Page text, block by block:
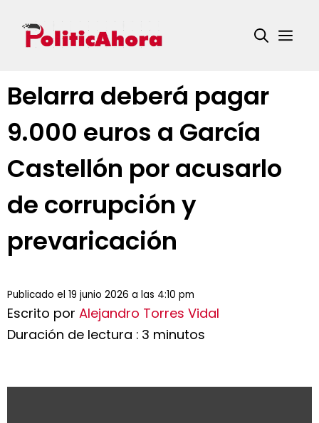
contenido
Belarra deberá pagar
9.000 euros a García
Castellón por acusarlo
de corrupción y
prevaricación
Publicado el 19 junio 2026 a las 4:10 pm
Escrito por Alejandro Torres Vidal
Duración de lectura : 3 minutos